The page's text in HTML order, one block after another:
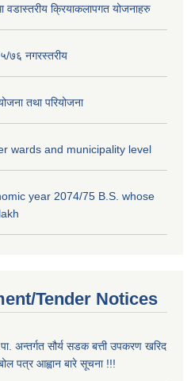
क्रियाकलापगत योजनाहरु
७६ नगरस्तरीय
तथा परियोजना
wards and municipality level
year 2074/75 B.S. whose
Tender Notices
अन्तर्गत सौर्य सडक बत्ती उपकरण खरिद
पत्र आह्वान बारे सूचना !!!